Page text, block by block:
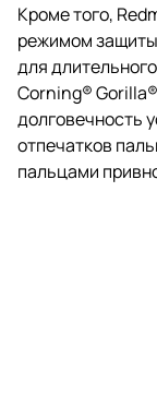
Кроме того,
режимом
для
Corning®
долговечность
отпечатков
пальцами